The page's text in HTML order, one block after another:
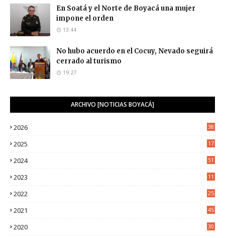
En Soatá y el Norte de Boyacá una mujer
impone el orden
13:44
No hubo acuerdo en el Cocuy, Nevado seguirá
cerrado al turismo
19:27
ARCHIVO [NOTICIAS BOYACÁ]
2026 38
2025
17
2024 51
2023
11
2022
25
2021
45
2020
30